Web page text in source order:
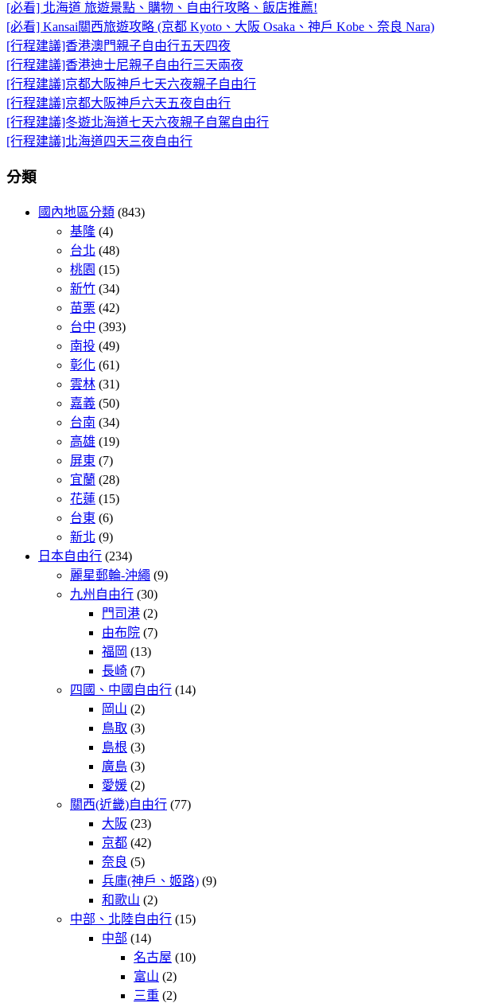
[必看] 北海道 旅遊景點、購物、自由行攻略、飯店推薦!
[必看] Kansai關西旅遊攻略 (京都 Kyoto、大阪 Osaka、神戶 Kobe、奈良 Nara)
[行程建議]香港澳門親子自由行五天四夜
[行程建議]香港迪士尼親子自由行三天兩夜
[行程建議]京都大阪神戶七天六夜親子自由行
[行程建議]京都大阪神戶六天五夜自由行
[行程建議]冬遊北海道七天六夜親子自駕自由行
[行程建議]北海道四天三夜自由行
分類
國內地區分類 (843)
基隆 (4)
台北 (48)
桃園 (15)
新竹 (34)
苗栗 (42)
台中 (393)
南投 (49)
彰化 (61)
雲林 (31)
嘉義 (50)
台南 (34)
高雄 (19)
屏東 (7)
宜蘭 (28)
花蓮 (15)
台東 (6)
新北 (9)
日本自由行 (234)
麗星郵輪-沖繩 (9)
九州自由行 (30)
門司港 (2)
由布院 (7)
福岡 (13)
長崎 (7)
四國、中國自由行 (14)
岡山 (2)
鳥取 (3)
島根 (3)
廣島 (3)
愛媛 (2)
關西(近畿)自由行 (77)
大阪 (23)
京都 (42)
奈良 (5)
兵庫(神戶、姬路) (9)
和歌山 (2)
中部、北陸自由行 (15)
中部 (14)
名古屋 (10)
富山 (2)
三重 (2)